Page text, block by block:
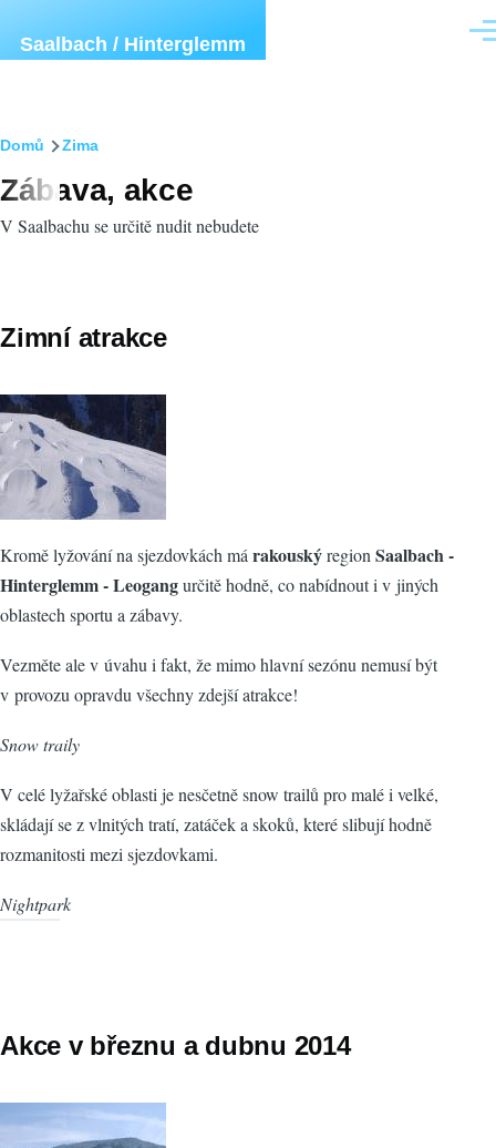
Saalbach / Hinterglemm
Drobečková
navigace
Domů Zima
Zábava, akce
V Saalbachu se určitě nudit nebudete
Zimní atrakce
Kromě lyžování na sjezdovkách má rakouskýregion Saalbach -
Hinterglemm - Leogangurčitě hodně, co nabídnout i v jiných
oblastech sportu a zábavy.
Vezměte ale v úvahu i fakt, že mimo hlavní sezónu nemusí být
v provozu opravdu všechny zdejší atrakce!
Snow traily
V celé lyžařské oblasti je nesčetně snow trailů pro malé i velké,
skládají se z vlnitých tratí, zatáček a skoků, které slibují hodně
rozmanitosti mezi sjezdovkami.
Nightpark
Akce v březnu a dubnu 2014